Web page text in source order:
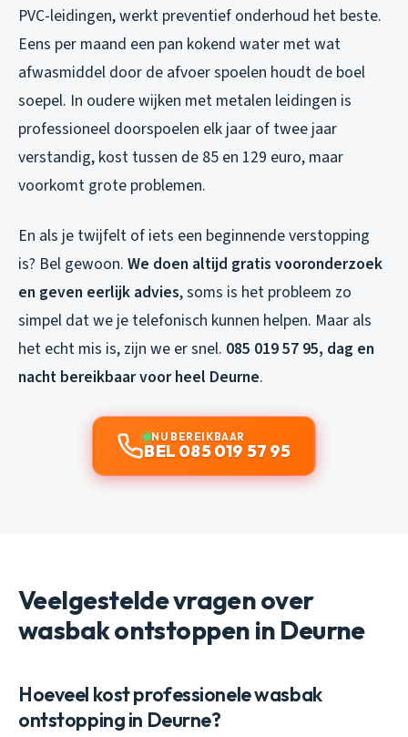
PVC-leidingen, werkt preventief onderhoud het beste.
Eens per maand een pan kokend water met wat
afwasmiddel door de afvoer spoelen houdt de boel
soepel. In oudere wijken met metalen leidingen is
professioneel doorspoelen elk jaar of twee jaar
verstandig, kost tussen de 85 en 129 euro, maar
voorkomt grote problemen.
En als je twijfelt of iets een beginnende verstopping
is? Bel gewoon. We doen altijd gratis vooronderzoek
en geven eerlijk advies, soms is het probleem zo
simpel dat we je telefonisch kunnen helpen. Maar als
het echt mis is, zijn we er snel. 085 019 57 95, dag en
nacht bereikbaar voor heel Deurne.
NU BEREIKBAAR
BEL 085 019 57 95
Veelgestelde vragen over
wasbak ontstoppen in Deurne
Hoeveel kost professionele wasbak
ontstopping in Deurne?